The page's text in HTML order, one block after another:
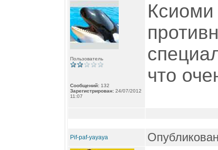
Пользователь
Сообщений: 132
Зарегистрирован: 24/07/2012
11:07
что
Pif-paf-yayaya